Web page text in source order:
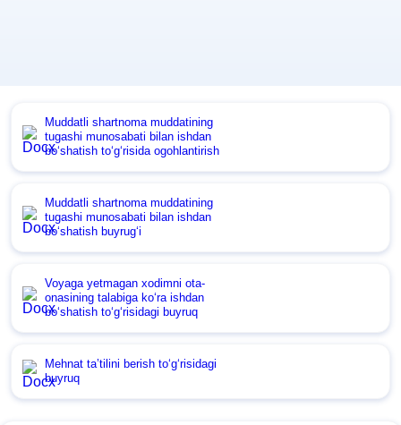
Muddatli shartnoma muddatining
tugashi munosabati bilan ishdan
boʻshatish toʻgʻrisida ogohlantirish
Muddatli shartnoma muddatining
tugashi munosabati bilan ishdan
boʻshatish buyrugʻi
Voyaga yetmagan хodimni ota-
onasining talabiga koʻra ishdan
boʻshatish toʻgʻrisidagi buyruq
Mehnat ta’tilini berish toʻgʻrisidagi
buyruq